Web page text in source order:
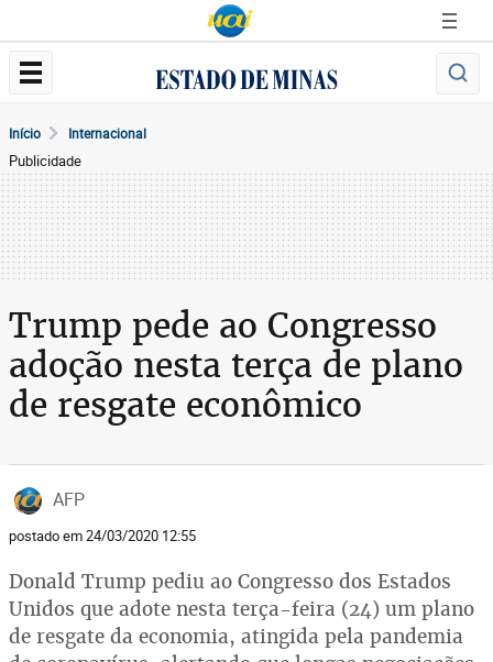
Início Internacional
Publicidade
Trump pede ao Congresso
adoção nesta terça de plano
de resgate econômico
AFP
postado em 24/03/2020 12:55
Donald Trump pediu ao Congresso dos Estados
Unidos que adote nesta terça-feira (24) um plano
de resgate da economia, atingida pela pandemia